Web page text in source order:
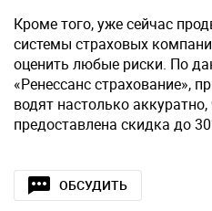
Кроме того, уже сейчас
системы страховых
оценить любые риски. По
«Ренессанс страхование»,
водят настолько
предоставлена скидка до
ОБСУДИТЬ